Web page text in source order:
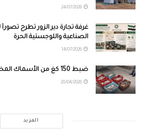
غرفة تجارة دير الزور تطرح
الصناعية واللوجستية الحرة
ضبط 150 كغ من الأسماك المخالفة في البوكمال بدير الزور
المزيد